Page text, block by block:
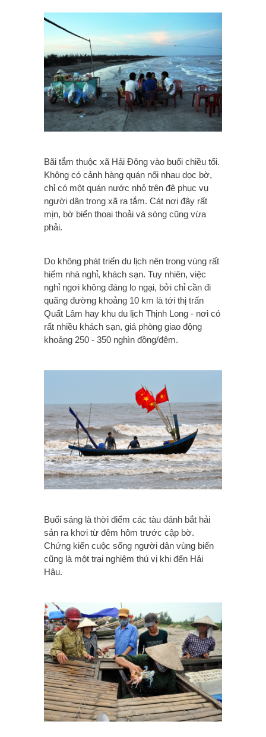
Bãi tắm thuộc xã Hải Đông vào buổi chiều tối.
Không có cảnh hàng quán nối nhau dọc bờ,
chỉ có một quán nước nhỏ trên đê phục vụ
người dân trong xã ra tắm. Cát nơi đây rất
mịn, bờ biển thoai thoải và sóng cũng vừa
phải.
Do không phát triển du lịch nên trong vùng rất
hiếm nhà nghỉ, khách sạn. Tuy nhiên, việc
nghỉ ngơi không đáng lo ngại, bởi chỉ cần đi
quãng đường khoảng 10 km là tới thị trấn
Quất Lâm hay khu du lịch Thịnh Long - nơi có
rất nhiều khách sạn, giá phòng giao động
khoảng 250 - 350 nghìn đồng/đêm.
Buổi sáng là thời điểm các tàu đánh bắt hải
sản ra khơi từ đêm hôm trước cập bờ.
Chứng kiến cuộc sống người dân vùng biển
cũng là một trại nghiệm thú vị khi đến Hải
Hậu.